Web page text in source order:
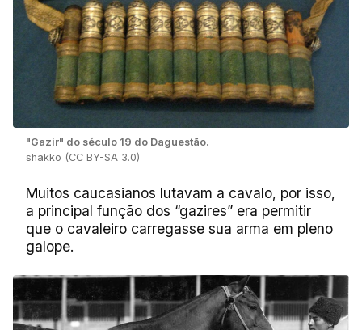
"Gazir" do século 19 do Daguestão.
shakko (CC BY-SA 3.0)
Muitos caucasianos lutavam a cavalo, por isso,
a principal função dos “gazires” era permitir
que o cavaleiro carregasse sua arma em pleno
galope.